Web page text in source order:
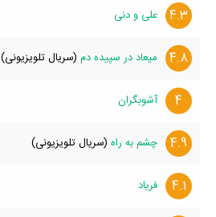
4.3 علی و دنی
4.8 میعاد در سپیده دم (سریال تلویزیونی)
4 آشوبگران
4.9 چشم به راه (سریال تلویزیونی)
4.1 فریاد